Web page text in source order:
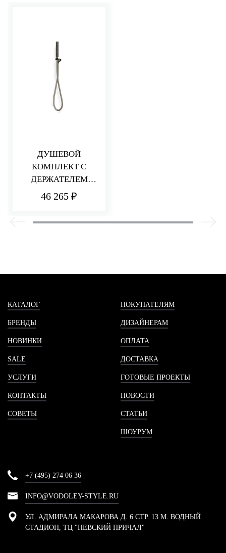
ДУШЕВОЙ
КОМПЛЕКТ С
ДЕРЖАТЕЛЕМ
HEDO
46 265 ₽
КАТАЛОГ
БРЕНДЫ
НОВИНКИ
SALE
УСЛУГИ
КОНТАКТЫ
СОВЕТЫ
ПОКУПАТЕЛЯМ
ДИЗАЙНЕРАМ
ОПЛАТА
ДОСТАВКА
ГОТОВЫЕ ПРОЕКТЫ
НОВОСТИ
СТАТЬИ
ШОУРУМ
+7 (495) 274 06 36
INFO@VODOLEY-STYLE.RU
УЛ. АДМИРАЛА МАКАРОВА Д. 6 СТР. 13 М. ВОДНЫЙ
СТАДИОН, ТЦ "НЕВСКИЙ ПРИЧАЛ"